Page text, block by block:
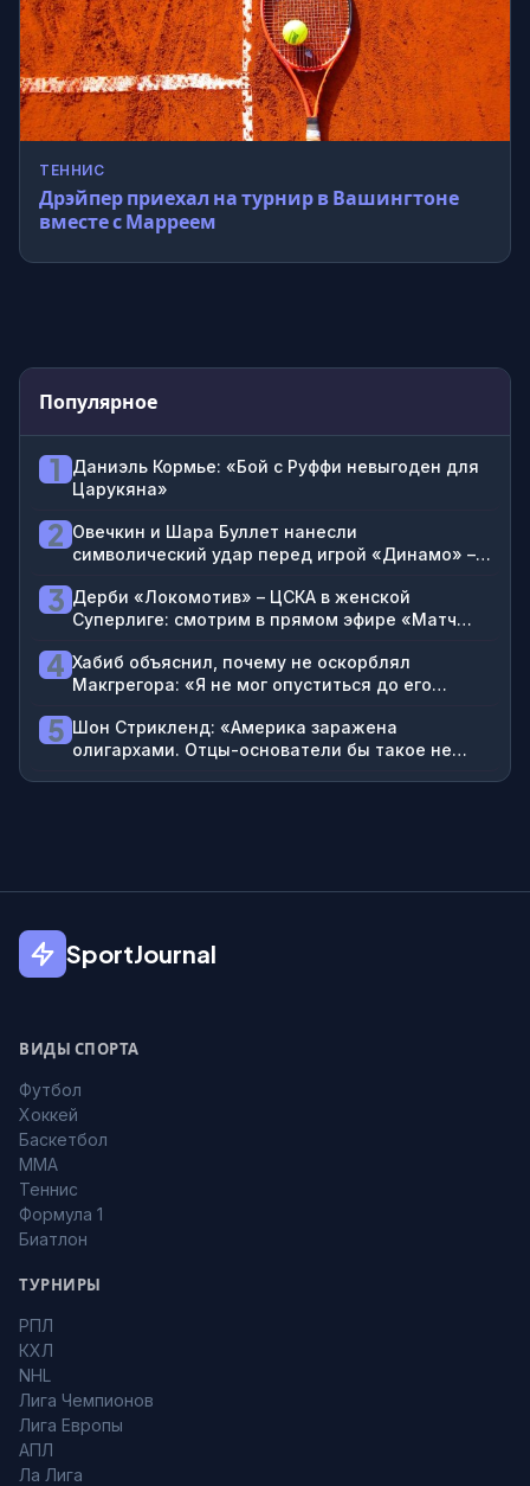
ТЕННИС
Дрэйпер приехал на турнир в Вашингтоне
вместе с Марреем
Популярное
1
Даниэль Кормье: «Бой с Руффи невыгоден для
Царукяна»
2 Овечкин и Шара Буллет нанесли
символический удар перед игрой «Динамо» –
дагестанской культуре и московскому образу
жизни
3 Дерби «Локомотив» – ЦСКА в женской
Суперлиге: смотрим в прямом эфире «Матч
4 Хабиб объяснил, почему не оскорблял
Макгрегора: «Я не мог опуститься до его
5 Шон Стрикленд: «Америка заражена
олигархами. Отцы-основатели бы такое не
SportJournal
ВИДЫ СПОРТА
Футбол
Хоккей
Баскетбол
MMA
Теннис
Формула 1
Биатлон
ТУРНИРЫ
РПЛ
КХЛ
NHL
Лига Чемпионов
Лига Европы
АПЛ
Ла Лига